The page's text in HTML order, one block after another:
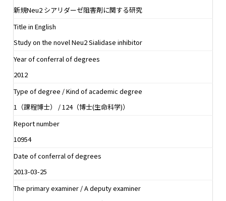
新規Neu2 シアリダーゼ阻害剤に関する研究
Title in English
Study on the novel Neu2 Sialidase inhibitor
Year of conferral of degrees
2012
Type of degree / Kind of academic degree
1（課程博士） / 124（博士(生命科学)）
Report number
10954
Date of conferral of degrees
2013-03-25
The primary examiner / A deputy examiner